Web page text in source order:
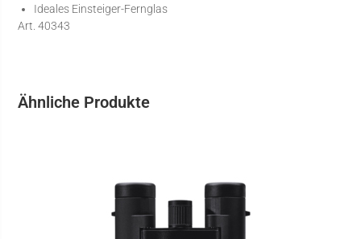
Ideales Einsteiger-Fernglas
Art. 40343
Ähnliche Produkte